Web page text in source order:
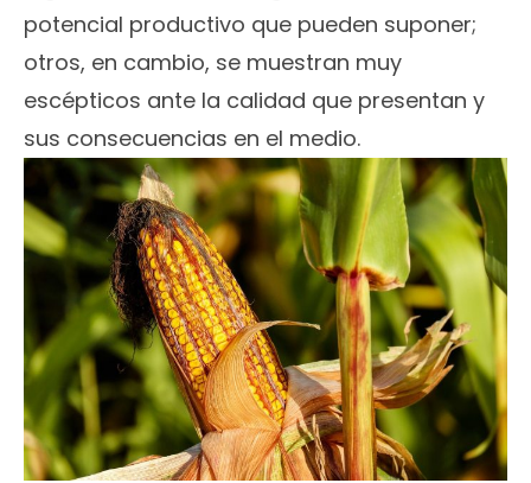
potencial productivo que pueden suponer;
otros, en cambio, se muestran muy
escépticos ante la calidad que presentan y
sus consecuencias en el medio.